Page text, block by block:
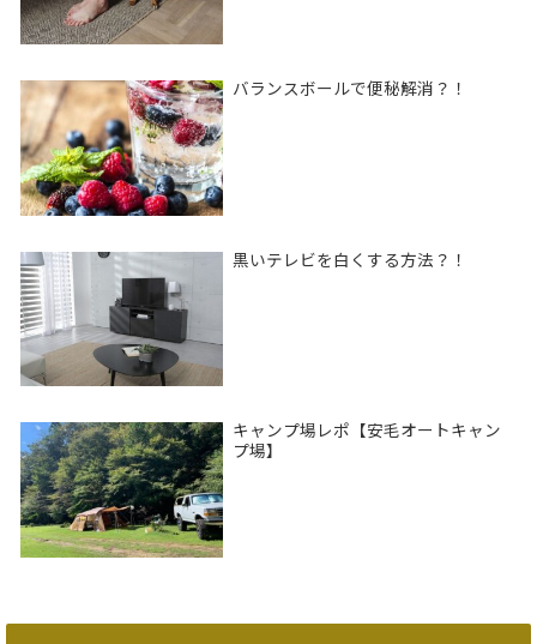
バランスボールで便秘解消？！
黒いテレビを白くする方法？！
キャンプ場レポ【安毛オートキャン
プ場】